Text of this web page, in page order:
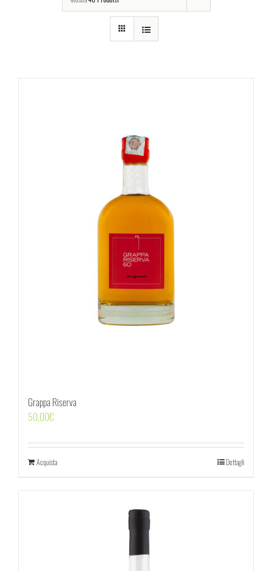
Grappa Riserva
50,00€
Acquista Dettagli